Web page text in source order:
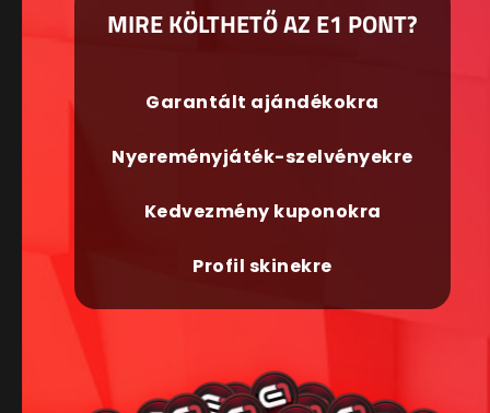
MIRE KÖLTHETŐ AZ E1 PONT?
Garantált ajándékokra
Nyereményjáték-szelvényekre
Kedvezmény kuponokra
Profil skinekre